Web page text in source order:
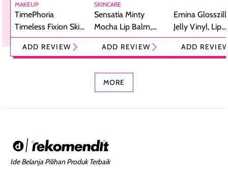
MAKEUP
TimePhoria
Timeless Fixion Skin
Tint Stick,
Foundation dan
ADD REVIEW
SKINCARE
Sensatia Minty
Mocha Lip Balm,
Pelembap Bibir
dengan Aroma
ADD REVIEW
Emina
Jelly Vinyl, Lip
Cream Glossy
Ringan
ADD
MORE
Ide Belanja Pilihan Produk Terbaik